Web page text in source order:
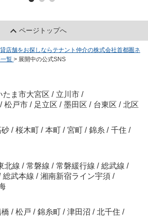
ページトップへ
店舗をお探しならテナント仲介の株式会社首都圏ネ
覧 > 展開中の公式SNS
たま市大宮区 / 立川市 /
/ 松戸市 / 足立区 / 墨田区 / 台東区 / 北区
砂 / 桜木町 / 本町 / 宮町 / 錦糸 / 千住 /
北線 / 常磐線 / 常磐緩行線 / 総武線 /
総武本線 / 湘南新宿ライン宇須 /
/ 松戸 / 錦糸町 / 津田沼 / 北千住 /